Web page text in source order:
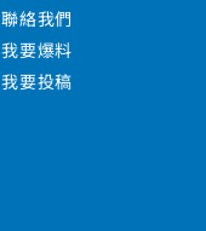
聯絡我們
我要爆料
我要投稿